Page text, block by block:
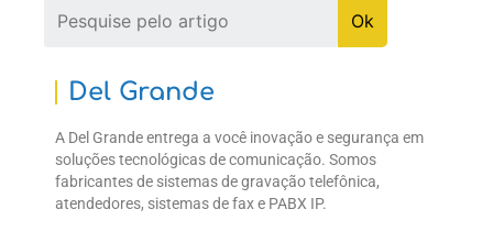
Del Grande
A Del Grande entrega a você inovação e segurança em
soluções tecnológicas de comunicação. Somos
fabricantes de sistemas de gravação telefônica,
atendedores, sistemas de fax e PABX IP.